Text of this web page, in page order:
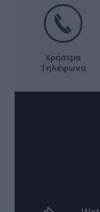
Χρήσιμα
Τηλέφωνα